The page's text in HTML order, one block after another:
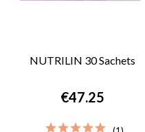
NUTRILIN 30 Sachets
€47.25